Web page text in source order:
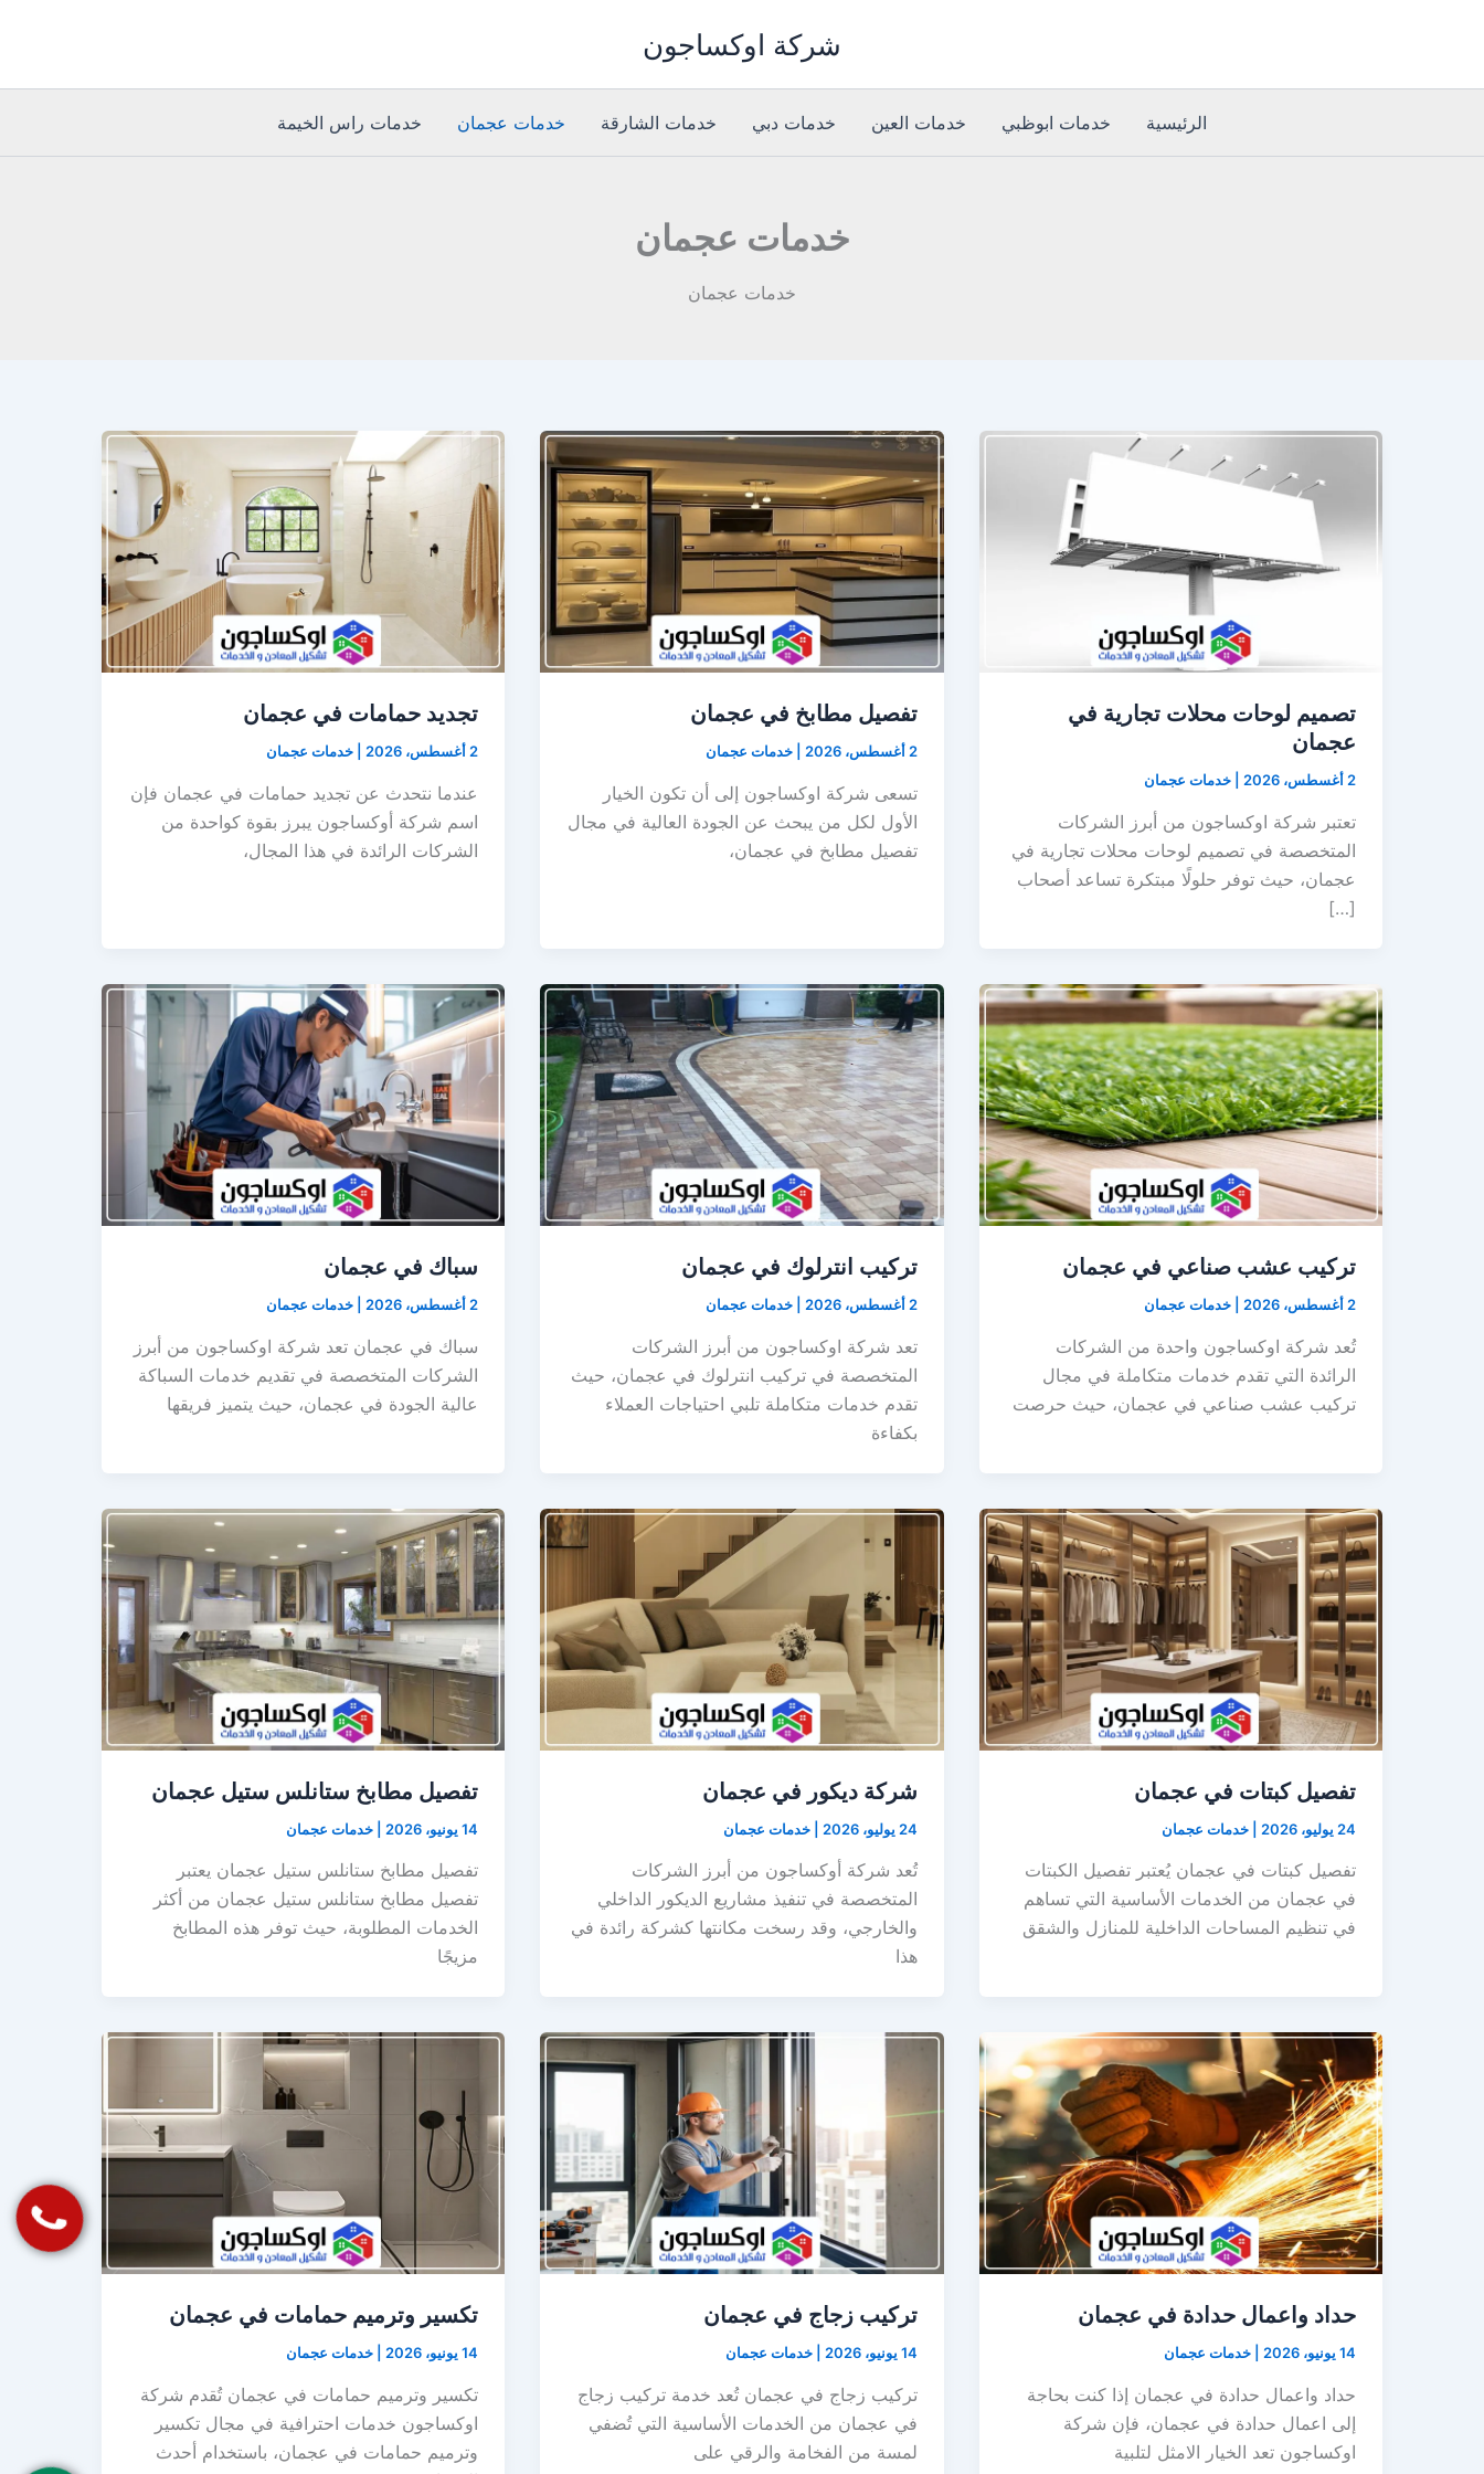
شركة اوكساجون
الرئيسية خدمات ابوظبي خدمات العين خدمات دبي خدمات الشارقة خدمات عجمان خدمات راس الخيمة
خدمات عجمان
خدمات عجمان
تصميم لوحات محلات تجارية في
عجمان
2 أغسطس، 2026 خدمات عجمان
تعتبر شركة اوكساجون من أبرز الشركات
المتخصصة في تصميم لوحات محلات تجارية في
عجمان، حيث توفر حلولًا مبتكرة تساعد أصحاب
[…]
تفصيل مطابخ في عجمان
2 أغسطس، 2026 |خدمات عجمان
تسعى شركة اوكساجون إلى أن تكون الخيار
الأول لكل من يبحث عن الجودة العالية في مجال
تفصيل مطابخ في عجمان،
تجديد حمامات في عجمان
2 أغسطس، 2026 خدمات عجمان
عندما نتحدث عن تجديد حمامات في عجمان فإن
اسم شركة أوكساجون يبرز بقوة كواحدة من
الشركات الرائدة في هذا المجال،
تركيب عشب صناعي في عجمان
2 أغسطس، 2026 خدمات عجمان
تُعد شركة اوكساجون واحدة من الشركات
الرائدة التي تقدم خدمات متكاملة في مجال
تركيب عشب صناعي في عجمان، حيث حرصت
تركيب انترلوك في عجمان
2 أغسطس، 2026 |خدمات عجمان
تعد شركة اوكساجون من أبرز الشركات
المتخصصة في تركيب انترلوك في عجمان، حيث
تقدم خدمات متكاملة تلبي احتياجات العملاء
بكفاءة
سباك في عجمان
2 أغسطس، 2026 خدمات عجمان
سباك في عجمان تعد شركة اوكساجون من أبرز
الشركات المتخصصة في تقديم خدمات السباكة
عالية الجودة في عجمان، حيث يتميز فريقها
تفصيل كبتات في عجمان
24 يوليو، 2026 خدمات عجمان
تفصيل كبتات في عجمان يُعتبر تفصيل الكبتات
في عجمان من الخدمات الأساسية التي تساهم
في تنظيم المساحات الداخلية للمنازل والشقق
شركة ديكور في عجمان
24 يوليو، 2026 |خدمات عجمان
تُعد شركة أوكساجون من أبرز الشركات
المتخصصة في تنفيذ مشاريع الديكور الداخلي
والخارجي، وقد رسخت مكانتها كشركة رائدة في
هذا
تفصيل مطابخ ستانلس ستيل عجمان
14 يونيو، 2026 خدمات عجمان
تفصيل مطابخ ستانلس ستيل عجمان يعتبر
تفصيل مطابخ ستانلس ستيل عجمان من أكثر
الخدمات المطلوبة، حيث توفر هذه المطابخ
مزيجًا
حداد واعمال حدادة في عجمان
14 يونيو، 2026 خدمات عجمان
حداد واعمال حدادة في عجمان إذا كنت بحاجة
إلى اعمال حدادة في عجمان، فإن شركة
اوكساجون تعد الخيار الامثل لتلبية
تركيب زجاج في عجمان
14 يونيو، 2026 |خدمات عجمان
تركيب زجاج في عجمان تُعد خدمة تركيب زجاج
في عجمان من الخدمات الأساسية التي تُضفي
لمسة من الفخامة والرقي على
تكسير وترميم حمامات في عجمان
14 يونيو، 2026 خدمات عجمان
تكسير وترميم حمامات في عجمان تُقدم شركة
اوكساجون خدمات احترافية في مجال تكسير
وترميم حمامات في عجمان، باستخدام أحدث